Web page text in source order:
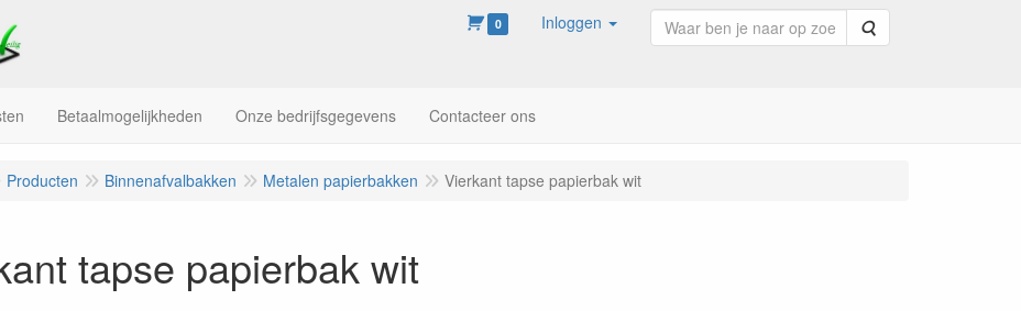
0 Inloggen Zoeken
Betaalmogelijkheden Onze bedrijfsgegevens Contacteer ons
Producten Binnenafvalbakken Metalen papierbakken Vierkant tapse papierbak wit
tapse papierbak wit